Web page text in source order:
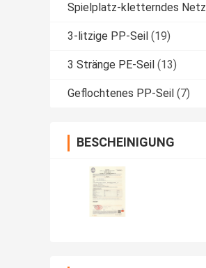
Spielplatz-kletterndes Netz
3-litzige PP-Seil (19)
3 Stränge PE-Seil (13)
Geflochtenes PP-Seil (7)
BESCHEINIGUNG